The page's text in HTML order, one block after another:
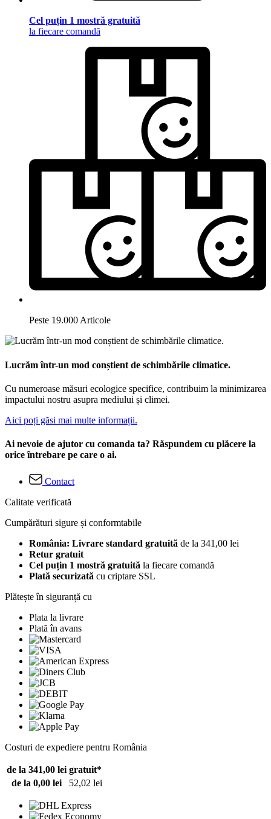
Cel puțin 1 mostră gratuită
la fiecare comandă
Peste 19.000 Articole
Lucrăm într-un mod conștient de schimbările climatice.
Cu numeroase măsuri ecologice specifice, contribuim la minimizarea
impactului nostru asupra mediului și climei.
Aici poți găsi mai multe informații.
Ai nevoie de ajutor cu comanda ta? Răspundem cu plăcere la
orice întrebare pe care o ai.
Contact
Calitate verificată
Cumpărături sigure și conformtabile
România: Livrare standard gratuită de la 341,00 lei
Retur gratuit
Cel puțin 1 mostră gratuită la fiecare comandă
Plată securizată cu criptare SSL
Plătește în siguranță cu
Plata la livrare
Plată în avans
Costuri de expediere pentru România
de la 341,00 lei gratuit*
de la 0,00 lei
52,02 lei